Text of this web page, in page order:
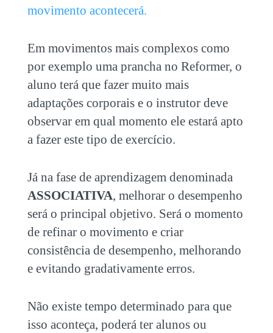
movimento acontecerá.
Em movimentos mais complexos como
por exemplo uma prancha no Reformer, o
aluno terá que fazer muito mais
adaptações corporais e o instrutor deve
observar em qual momento ele estará apto
a fazer este tipo de exercício.
Já na fase de aprendizagem denominada
ASSOCIATIVA, melhorar o desempenho
será o principal objetivo. Será o momento
de refinar o movimento e criar
consistência de desempenho, melhorando
e evitando gradativamente erros.
Não existe tempo determinado para que
isso aconteça, poderá ter alunos ou